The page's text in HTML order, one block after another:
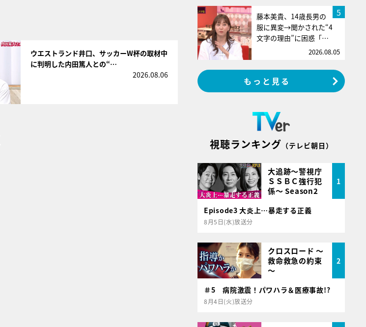
ウエストランド井口、サッカーW杯の取材中
に判明した内田篤人との“…
2026.08.06
5
藤本美貴、14歳長男の
服に異変→聞かされた“4
文字の理由”に困惑「…
2026.08.05
もっと見る
視聴ランキング （テレビ朝日）
大追跡～警視庁
ＳＳＢＣ強行犯
係～ Season2
1
Episode3 大炎上…暴走する正義
8月5日(水)放送分
クロスロード ～
救命救急の約束
～
2
＃5 病院激震！パワハラ＆医療事故!?
8月4日(火)放送分